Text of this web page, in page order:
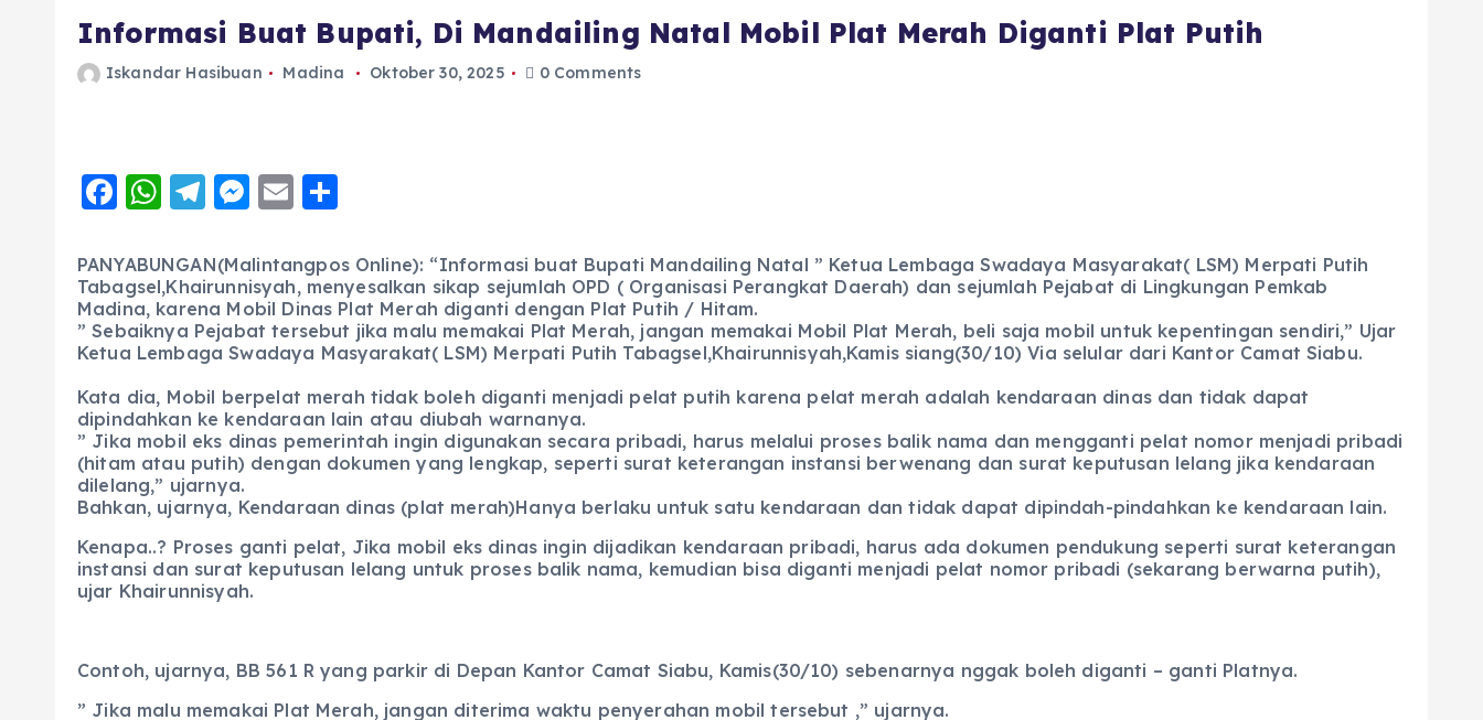
Informasi Buat Bupati, Di Mandailing Natal Mobil Plat Merah Diganti Plat Putih
Iskandar Hasibuan Madina Oktober 30, 2025 0 Comments
F
c
e
b
o
o
k
W
a
ts
A
p
p
T
e
g
r
a
m
M
ss
e
n
g
er
E
ai
l
a
re
PANYABUNGAN(Malintangpos Online): “Informasi buat Bupati Mandailing Natal ” Ketua Lembaga Swadaya Masyarakat( LSM) Merpati Putih
Tabagsel,Khairunnisyah, menyesalkan sikap sejumlah OPD ( Organisasi Perangkat Daerah) dan sejumlah Pejabat di Lingkungan Pemkab
Madina, karena Mobil Dinas Plat Merah diganti dengan Plat Putih / Hitam.
” Sebaiknya Pejabat tersebut jika malu memakai Plat Merah, jangan memakai Mobil Plat Merah, beli saja mobil untuk kepentingan sendiri,” Ujar
Ketua Lembaga Swadaya Masyarakat( LSM) Merpati Putih Tabagsel,Khairunnisyah,Kamis siang(30/10) Via selular dari Kantor Camat Siabu.
Kata dia, Mobil berpelat merah tidak boleh diganti menjadi pelat putih karena pelat merah adalah kendaraan dinas dan tidak dapat
dipindahkan ke kendaraan lain atau diubah warnanya.
” Jika mobil eks dinas pemerintah ingin digunakan secara pribadi, harus melalui proses balik nama dan mengganti pelat nomor menjadi pribadi
(hitam atau putih) dengan dokumen yang lengkap, seperti surat keterangan instansi berwenang dan surat keputusan lelang jika kendaraan
dilelang,” ujarnya.
Bahkan, ujarnya, Kendaraan dinas (plat merah)Hanya berlaku untuk satu kendaraan dan tidak dapat dipindah-pindahkan ke kendaraan lain.
Kenapa..? Proses ganti pelat, Jika mobil eks dinas ingin dijadikan kendaraan pribadi, harus ada dokumen pendukung seperti surat keterangan
instansi dan surat keputusan lelang untuk proses balik nama, kemudian bisa diganti menjadi pelat nomor pribadi (sekarang berwarna putih),
ujar Khairunnisyah.
Contoh, ujarnya, BB 561 R yang parkir di Depan Kantor Camat Siabu, Kamis(30/10) sebenarnya nggak boleh diganti – ganti Platnya.
” Jika malu memakai Plat Merah, jangan diterima waktu penyerahan mobil tersebut ,” ujarnya.